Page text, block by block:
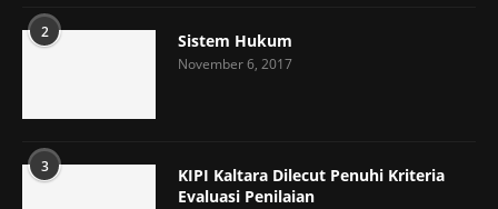
2 Sistem Hukum
November 6, 2017
3
KIPI Kaltara Dilecut Penuhi Kriteria
Evaluasi Penilaian